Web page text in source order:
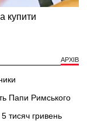
АРХІВ
Папи Римського
тисяч гривень